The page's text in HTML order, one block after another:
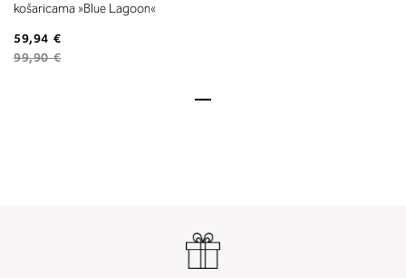
košaricama »Blue Lagoon«
59,94 €
99,90 €